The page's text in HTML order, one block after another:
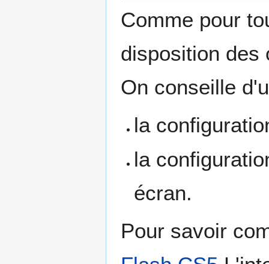
Comme pour
disposition des
On conseille
la
la
écran.
Pour savoir